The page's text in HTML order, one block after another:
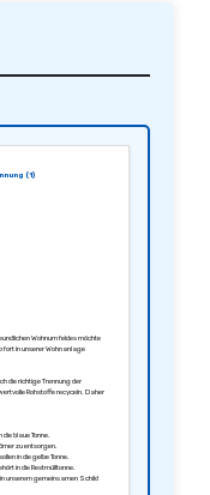
(1)
Wohnumfeldes möchte
in unserer Wohnanlage
die richtige Trennung der
Rohstoffe recyceln. Daher
blaue Tonne.
zu entsorgen.
in die gelbe Tonne.
in die Restmülltonne.
unserem gemeinsamen Schild